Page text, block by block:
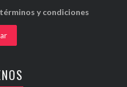
y condiciones